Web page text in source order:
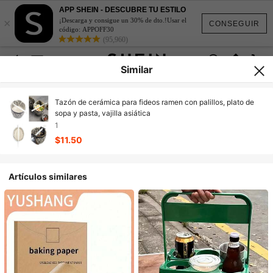
CONSEGUIR
×
APP SHEIN - DESCUBRE TU ESTILO
¡Descarga y consigue un 30% de dto.!Usar el
código: APPOFF30
(95,960)
Similar
Tazón de cerámica para fideos ramen con palillos, plato de
sopa y pasta, vajilla asiática
1
$11.50
Artículos similares